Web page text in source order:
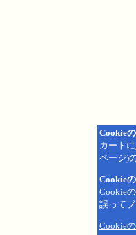
Cookie
カート
ページ)
Cookie
Cookie
誤って
Cookie